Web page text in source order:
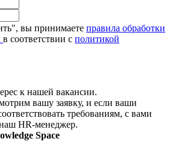
вы принимаете правила обработки
в соответствии с политикой
к нашей вакансии.
вашу заявку, и если ваши
требованиям, с вами
наш HR-менеджер.
Space